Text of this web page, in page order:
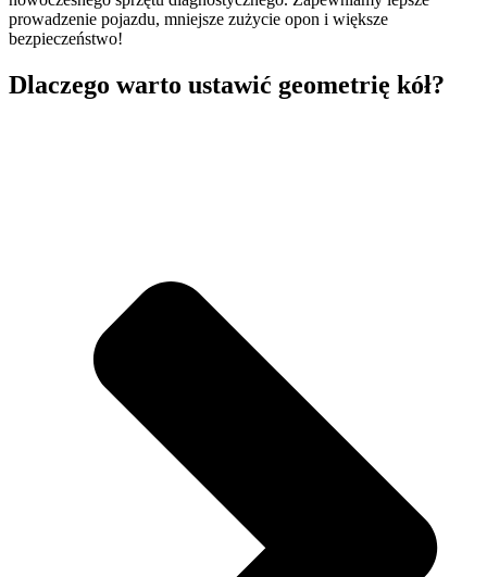
prowadzenie pojazdu, mniejsze zużycie opon i większe
bezpieczeństwo!
Dlaczego warto ustawić geometrię kół?